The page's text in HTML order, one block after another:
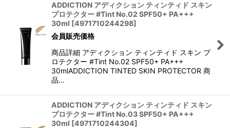
ADDICTION アディクション ティンティド スキン
プロテクター #Tint No.02 SPF50+ PA+++
30ml [4971710244298]
会員販売価格
商品詳細 アディクション ティンティド スキン プ
ロテクター #Tint No.02 SPF50+ PA+++
30mlADDICTION TINTED SKIN PROTECTOR 商
品…
ADDICTION アディクション ティンティド スキン
プロテクター #Tint No.03 SPF50+ PA+++
30ml [4971710244304]